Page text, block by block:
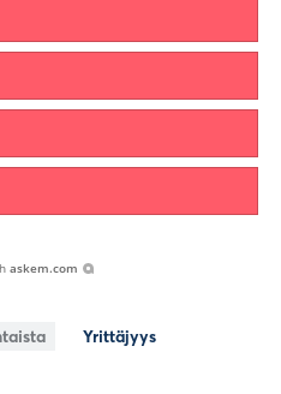
askem.com
Yrittäjyys